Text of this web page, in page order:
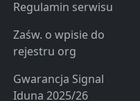
Regulamin serwisu
Zaśw. o wpisie do
rejestru org
Gwarancja Signal
Iduna 2025/26